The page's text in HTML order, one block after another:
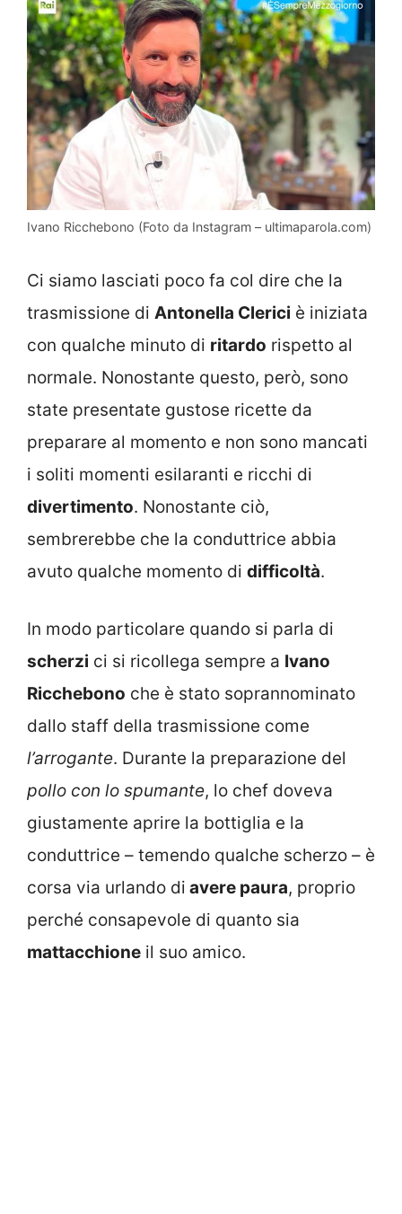
Ivano Ricchebono (Foto da Instagram – ultimaparola.com)
Ci siamo lasciati poco fa col dire che la
trasmissione di Antonella Clerici è iniziata
con qualche minuto di ritardo rispetto al
normale. Nonostante questo, però, sono
state presentate gustose ricette da
preparare al momento e non sono mancati
i soliti momenti esilaranti e ricchi di
divertimento. Nonostante ciò,
sembrerebbe che la conduttrice abbia
avuto qualche momento di difficoltà.
In modo particolare quando si parla di
scherzi ci si ricollega sempre a Ivano
Ricchebono che è stato soprannominato
dallo staff della trasmissione come
l’arrogante. Durante la preparazione del
pollo con lo spumante, lo chef doveva
giustamente aprire la bottiglia e la
conduttrice – temendo qualche scherzo – è
corsa via urlando di avere paura, proprio
perché consapevole di quanto sia
mattacchione il suo amico.